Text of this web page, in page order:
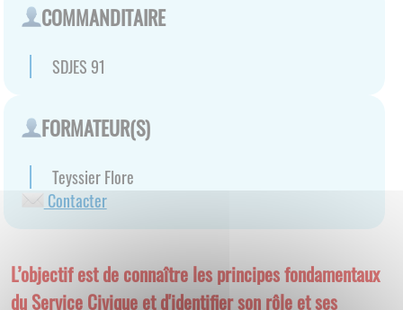
COMMANDITAIRE
SDJES 91
FORMATEUR(S)
Teyssier Flore
Contacter
L’objectif est de connaître les principes fondamentaux
du Service Civique et d'identifier son rôle et ses